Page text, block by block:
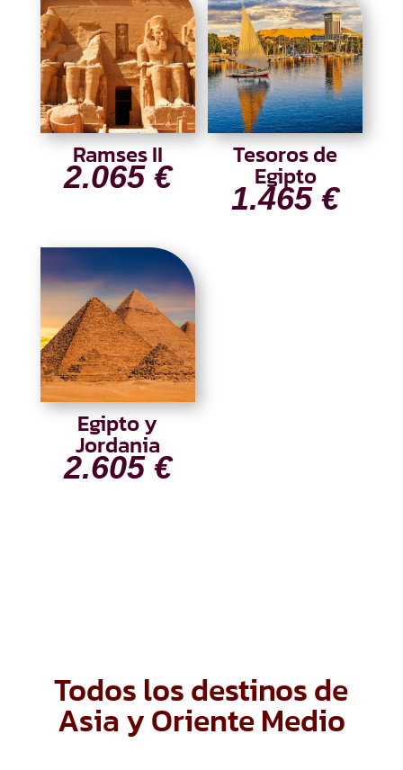
Ramses II
2.065 €
Tesoros de
Egipto
1.465€
Egipto y
Jordania
2.605 €
Todos los destinos de
Asia y Oriente Medio